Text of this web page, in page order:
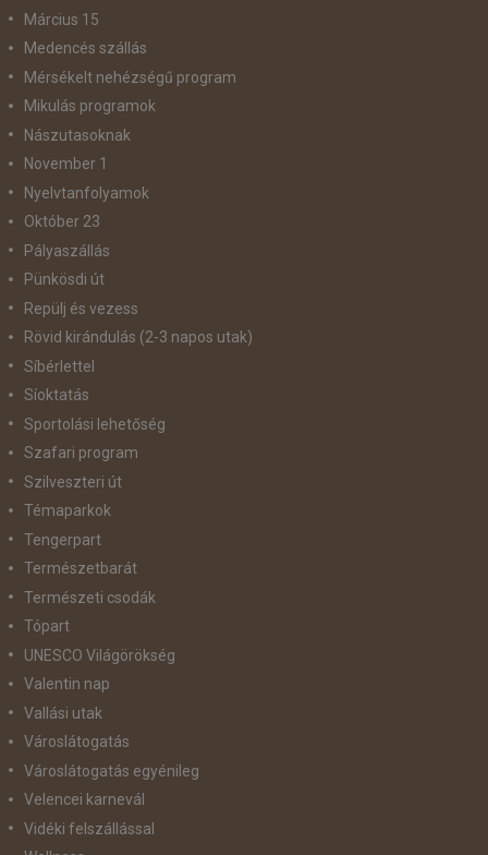
Március 15
Medencés szállás
Mérsékelt nehézségű program
Mikulás programok
Nászutasoknak
November 1
Nyelvtanfolyamok
Október 23
Pályaszállás
Pünkösdi út
Repülj és vezess
Rövid kirándulás (2-3 napos utak)
Síbérlettel
Síoktatás
Sportolási lehetőség
Szafari program
Szilveszteri út
Témaparkok
Tengerpart
Természetbarát
Természeti csodák
Tópart
UNESCO Világörökség
Valentin nap
Vallási utak
Városlátogatás
Városlátogatás egyénileg
Velencei karnevál
Vidéki felszállással